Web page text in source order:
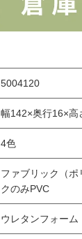
5004120
幅142×奥行16×高
4色
ファブリック（ポ
クのみPVC
ウレタンフォーム